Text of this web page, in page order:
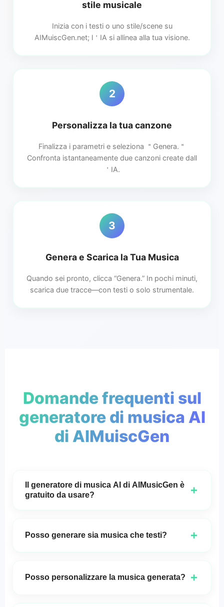
stile musicale
Inizia con i testi o uno stile/scene su
AIMuiscGen.net; l＇IA si allinea alla tua visione.
2
Personalizza la tua canzone
Finalizza i parametri e seleziona ＂Genera.＂
Confronta istantaneamente due canzoni create dall
＇IA.
3
Genera e Scarica la Tua Musica
Quando sei pronto, clicca “Genera.” In pochi minuti,
scarica due tracce—con testi o solo strumentale.
Domande frequenti sul
generatore di musica AI
di AIMuiscGen
Il generatore di musica AI di AIMusicGen è
gratuito da usare?
+
un account per iniziare a utilizzarlo.
Posso generare sia musica che testi? +
strumentali se preferisci.
Posso personalizzare la musica generata? +